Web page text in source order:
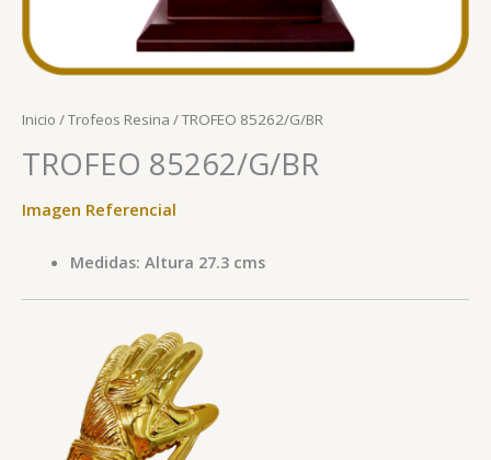
Inicio /Trofeos Resina / TROFEO 85262/G/BR
TROFEO 85262/G/BR
Imagen Referencial
Medidas: Altura 27.3 cms